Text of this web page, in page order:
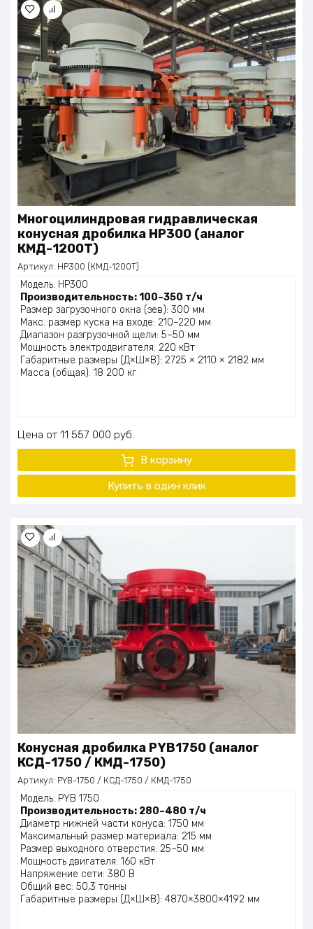
Многоцилиндровая гидравлическая
конусная дробилка HP300 (аналог
КМД-1200Т)
Артикул: HP300 (КМД-1200Т)
Модель: HP300
Производительность: 100–350 т/ч
Размер загрузочного окна (зев): 300 мм
Макс. размер куска на входе: 210–220 мм
Диапазон разгрузочной щели: 5–50 мм
Мощность электродвигателя: 220 кВт
Габаритные размеры (Д×Ш×В): 2725 × 2110 × 2182 мм
Масса (общая): 18 200 кг
Цена 11 557 000 руб.
В корзину
Купить в один клик
Конусная дробилка PYB1750 (аналог
КСД-1750 / КМД-1750)
Артикул: PYB-1750 / КСД-1750 / КМД-1750
Модель: PYB 1750
Производительность: 280–480 т/ч
Диаметр нижней части конуса: 1750 мм
Максимальный размер материала: 215 мм
Размер выходного отверстия: 25–50 мм
Мощность двигателя: 160 кВт
Напряжение сети: 380 В
Общий вес: 50,3 тонны
Габаритные размеры (Д×Ш×В): 4870×3800×4192 мм